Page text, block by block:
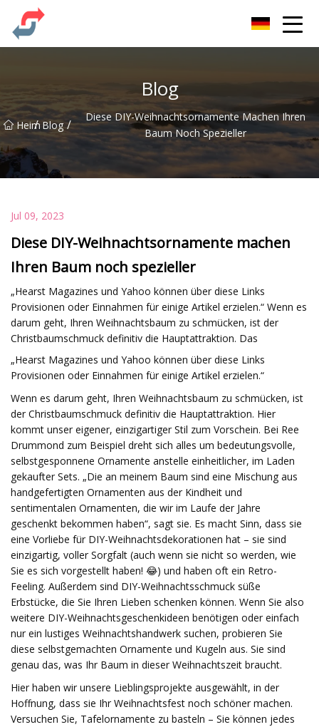
Blog
Heim
/ Blog /
Diese DIY-Weihnachtsornamente Machen Ihren
Baum Noch Spezieller
Jul 09, 2023
Diese DIY-Weihnachtsornamente machen
Ihren Baum noch spezieller
„Hearst Magazines und Yahoo können über diese Links
Provisionen oder Einnahmen für einige Artikel erzielen.“ Wenn es
darum geht, Ihren Weihnachtsbaum zu schmücken, ist der
Christbaumschmuck definitiv die Hauptattraktion. Das
„Hearst Magazines und Yahoo können über diese Links
Provisionen oder Einnahmen für einige Artikel erzielen.“
Wenn es darum geht, Ihren Weihnachtsbaum zu schmücken, ist
der Christbaumschmuck definitiv die Hauptattraktion. Hier
kommt unser eigener, einzigartiger Stil zum Vorschein. Bei Ree
Drummond zum Beispiel dreht sich alles um bedeutungsvolle,
selbstgesponnene Ornamente anstelle einheitlicher, im Laden
gekaufter Sets. „Die an meinem Baum sind eine Mischung aus
handgefertigten Ornamenten aus der Kindheit und
sentimentalen Ornamenten, die wir im Laufe der Jahre
geschenkt bekommen haben“, sagt sie. Es macht Sinn, dass sie
eine Vorliebe für DIY-Weihnachtsdekorationen hat – sie sind
einzigartig, voller Sorgfalt (auch wenn sie nicht so werden, wie
Sie es sich vorgestellt haben! 😂) und haben oft ein Retro-
Feeling. Außerdem sind DIY-Weihnachtsschmuck süße
Erbstücke, die Sie Ihren Lieben schenken können. Wenn Sie also
weitere DIY-Weihnachtsgeschenkideen benötigen oder einfach
nur ein lustiges Weihnachtshandwerk suchen, probieren Sie
diese selbstgemachten Ornamente und Kugeln aus. Sie sind
genau das, was Ihr Baum in dieser Weihnachtszeit braucht.
Hier haben wir unsere Lieblingsprojekte ausgewählt, in der
Hoffnung, dass sie Ihr Weihnachtsfest noch schöner machen.
Versuchen Sie, Tafelornamente zu basteln – Sie können jedes